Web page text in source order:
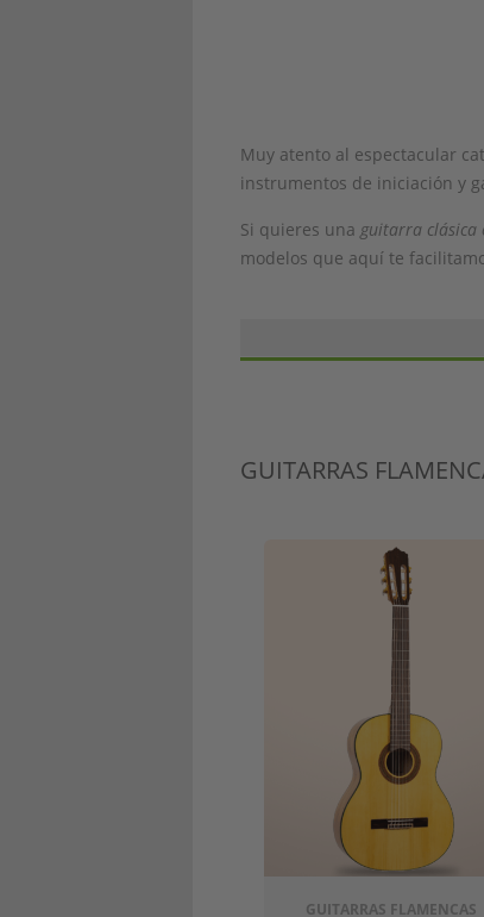
Muy atento al espectacular
instrumentos de iniciación y
Si quieres una guitarra clásica
modelos que aquí te
Conoce la historia
. Durante
manteniendo viva la
GUITARRAS
GUITARRAS FLAMENCAS